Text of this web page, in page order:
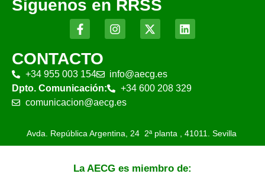
Siguenos en RRSS
CONTACTO
+34 955 003 154
info@aecg.es
Dpto. Comunicación:
+34 600 208 329
comunicacion@aecg.es
Avda. República Argentina, 24 2ª planta , 41011. Sevilla
La AECG es miembro de: